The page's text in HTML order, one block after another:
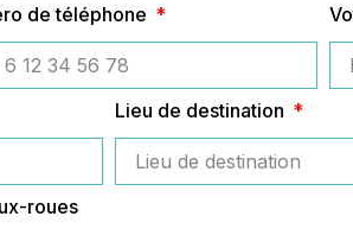
de téléphone
Lieu de destination
roues